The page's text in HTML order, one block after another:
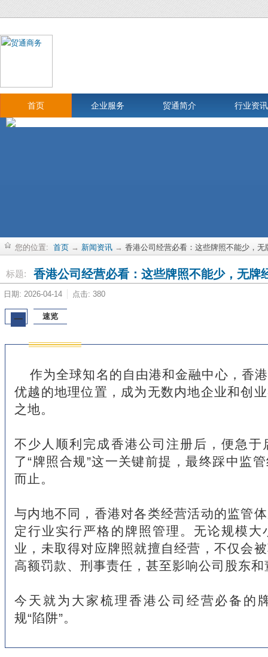
首页 企业服务 贸通简介 行业资讯
您的位置: 首页 → 新闻资讯 → 香港公司经营必看：这些牌照不能少，无
标题: 香港公司经营必看：这些牌照不能少，无牌
日期: 2026-04-14 点击: 380
一 速览
作为全球知名的自由港和金融中心，香
优越的地理位置，成为无数内地企业和创
之地。
不少人顺利完成香港公司注册后，便急
了“牌照合规”这一关键前提，最终踩中监
而止。
与内地不同，香港对各类经营活动的监管
定行业实行严格的牌照管理。无论规模
业，未取得对应牌照就擅自经营，不仅会
高额罚款、刑事责任，甚至影响公司股东
今天就为大家梳理香港公司经营必备的
规“陷阱”。